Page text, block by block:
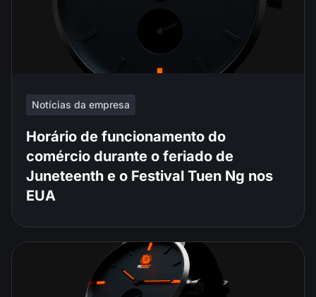
Notícias da empresa
Horário de funcionamento do
comércio durante o feriado de
Juneteenth e o Festival Tuen Ng nos
EUA